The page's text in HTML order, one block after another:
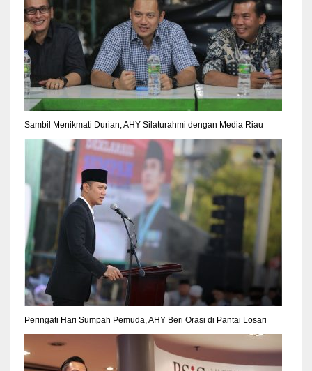
Sambil Menikmati Durian, AHY Silaturahmi dengan Media Riau
Peringati Hari Sumpah Pemuda, AHY Beri Orasi di Pantai Losari